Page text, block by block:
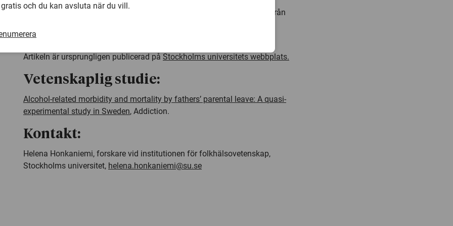
Studien bygger på svenska registerdata över alla fäder till barn födda från
infördes.
Artikeln är ursprungligen publicerad på Stockholms universitets webbplats.
Vetenskaplig studie:
Alcohol-related morbidity and mortality by fathers’ parental leave: A quasi-
experimental study in Sweden, Addiction.
Kontakt:
Helena Honkaniemi, forskare vid institutionen för folkhälsovetenskap,
Stockholms universitet, helena.honkaniemi@su.se
gratis och du kan avsluta när du vill.